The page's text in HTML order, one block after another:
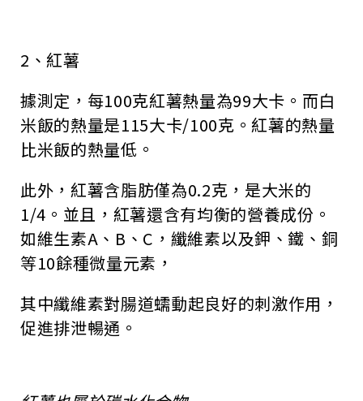
2、紅薯
據測定，每100克紅薯熱量為99大卡。而白
米飯的熱量是115大卡/100克。紅薯的熱量
比米飯的熱量低。
此外，紅薯含脂肪僅為0.2克，是大米的
1/4。並且，紅薯還含有均衡的營養成份。
如維生素A、B、C，纖維素以及鉀、鐵、銅
等10餘種微量元素，
其中纖維素對腸道蠕動起良好的刺激作用，
促進排泄暢通。